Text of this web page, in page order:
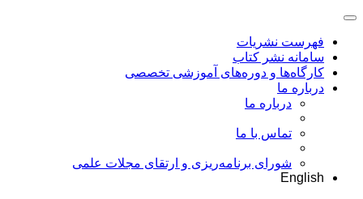
فهرست نشریات
سامانه نشر کتاب
کارگاه‌ها و دوره‌های آموزشی تخصصی
درباره ما
درباره ما
تماس با ما
شورای برنامه‌ریزی و ارتقای مجلات علمی
English